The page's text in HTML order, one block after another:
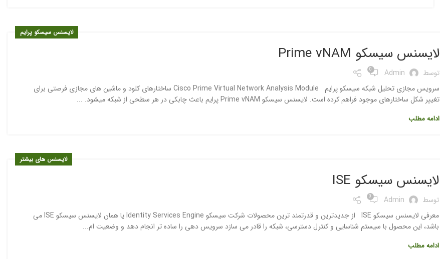
لایسنس سیسکو پرایم
لایسنس سیسکو Prime vNAM
توسط Admin
0
سرویس مجازی تحلیل شبکه سیسکو پرایم Cisco Prime Virtual Network Analysis Module ساختارهای کلود و ماشین های مجازی فرصتی برای
تغییر شکل ساختارهای موجود فراهم کرده است. لایسنس سیسکو Prime vNAM پرایم باعث چابکی در هر سطحی از شبکه میشود. ...
ادامه مطلب
لایسنس های بیشتر
لایسنس سیسکو ISE
توسط Admin
0
معرفی لایسنس سیسکو ISE از جدیدترین و قدرتمند ترین محصولات شرکت سیسکو Identity Services Engine یا همان لایسنس سیسکو ISE می
باشد، این محصول با سیستم شناسایی و کنترل دسترسی، شبکه را قادر می سازد سرویس دهی را ساده تر انجام دهد و وضعیت ام...
ادامه مطلب